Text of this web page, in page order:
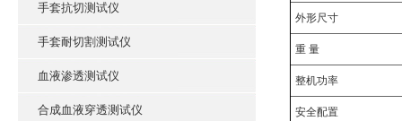
手套抗切测试仪
手套耐切割测试仪
血液渗透测试仪
合成血液穿透测试仪
外形尺寸
重 量
整机功率
安全配置